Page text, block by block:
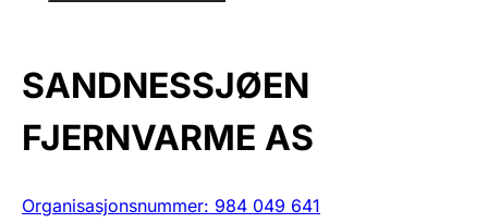
Flere organisasjonsformer
Årsregnskap
SANDNESSJØEN
FJERNVARME AS
Organisasjonsnummer: 984 049 641